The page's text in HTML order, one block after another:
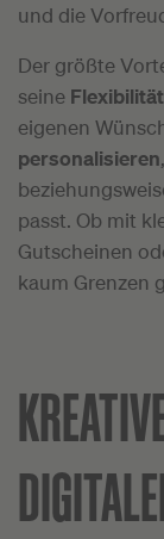
und die
Der größte
seine Flexibilität
eigenen
personalisieren
passt. Ob mit
Gutscheinen
kaum Grenzen